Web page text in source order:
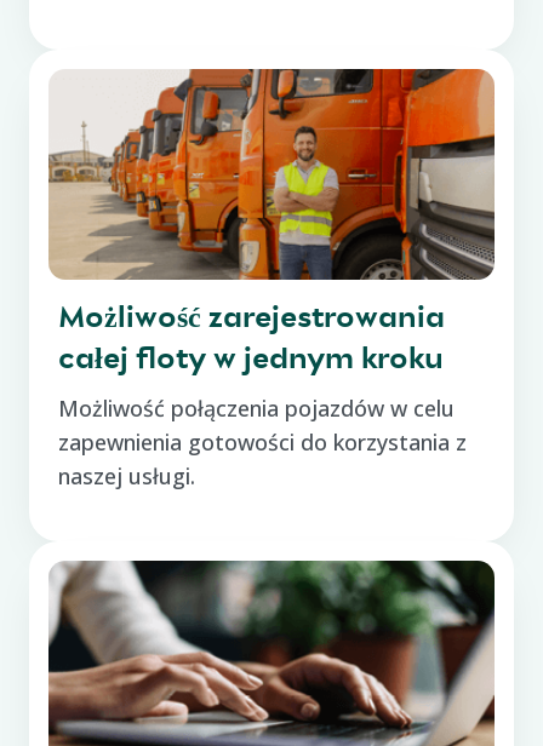
Możliwość zarejestrowania
całej floty w jednym kroku
Możliwość połączenia pojazdów w celu
zapewnienia gotowości do korzystania z
naszej usługi.